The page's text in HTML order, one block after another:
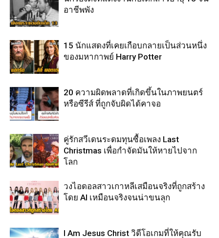
อาชีพพัง
15 นักแสดงที่เคยเกือบกลายเป็นส่วนหนึ่ง
ของมหากาพย์ Harry Potter
20 ความผิดพลาดที่เกิดขึ้นในภาพยนตร์
หรือซีรีส์ ที่ถูกจับผิดได้คาจอ
คู่รักสวีเดนระดมทุนซื้อเพลง Last
Christmas เพื่อกำจัดมันให้หายไปจาก
โลก
วงไอดอลสาวเกาหลีเสมือนจริงที่ถูกสร้าง
โดย AI เหมือนจริงจนน่าขนลุก
I Am Jesus Christ วิดีโอเกมที่ให้คุณรับ